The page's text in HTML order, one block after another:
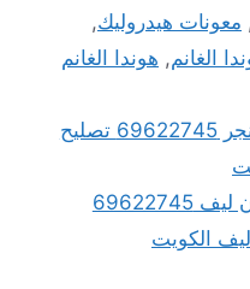
معونات هيدروليك,
الغانم, هوندا الغانم
كراج ميكانيكي سيارة تشالنجر 69622745 تصليح
كراج ميكانيكي سيارة نيسان ليف 69622745
الكويت